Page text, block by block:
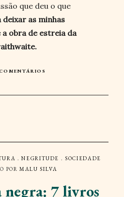
que deu o que
as minhas
obra de estreia da
.NEGRITUDE .SOCIEDADE
PORMALU SILVA
7 livros